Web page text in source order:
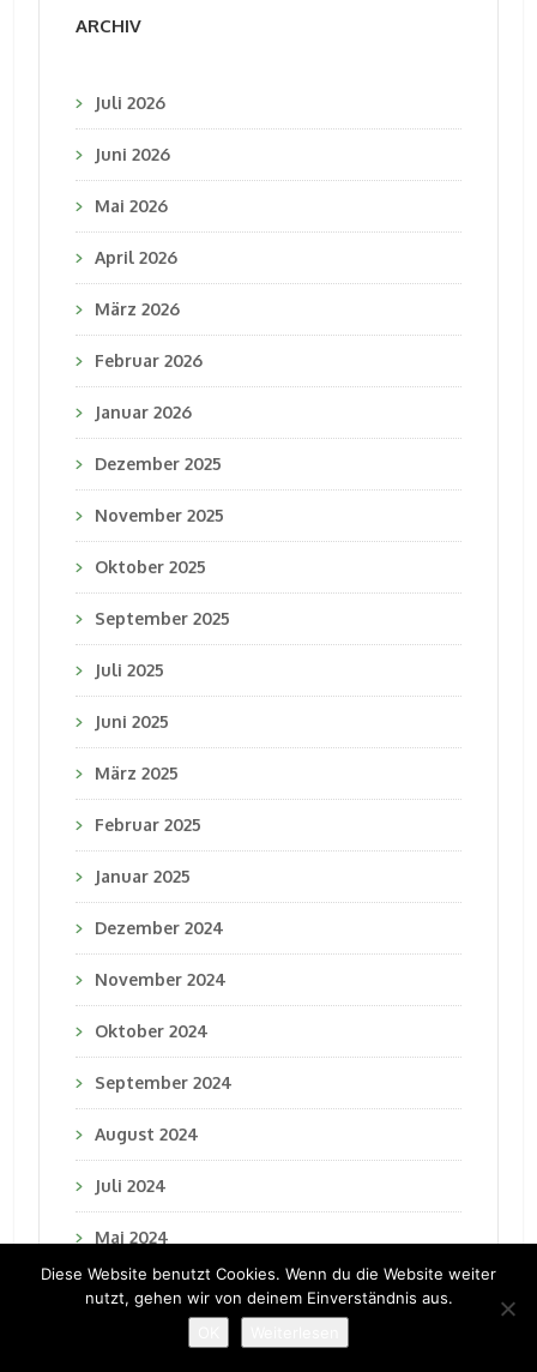
ARCHIV
Juli 2026
Juni 2026
Mai 2026
April 2026
März 2026
Februar 2026
Januar 2026
Dezember 2025
November 2025
Oktober 2025
September 2025
Juli 2025
Juni 2025
März 2025
Februar 2025
Januar 2025
Dezember 2024
November 2024
Oktober 2024
September 2024
August 2024
Juli 2024
Mai 2024
April 2024
Diese Website benutzt Cookies. Wenn du die Website weiter
nutzt, gehen wir von deinem Einverständnis aus.